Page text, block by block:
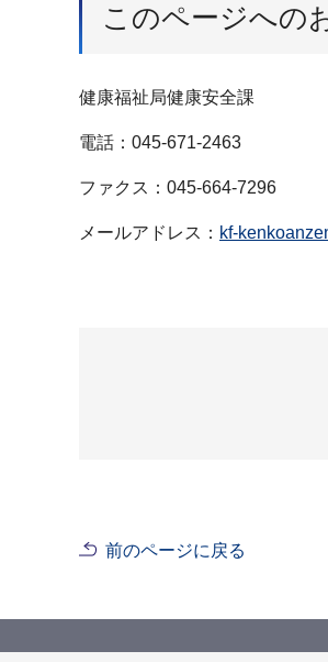
このページへの
健康福祉局健康安全課
電話：045-671-2463
ファクス：045-664-7296
メールアドレス： kf-
前のページに戻る